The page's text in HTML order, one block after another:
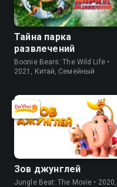
Тайна парка
развлечений
Boonie Bears: The Wild Life •
2021, Китай, Семейный
Зов джунглей
Jungle Beat: The Movie • 2020,